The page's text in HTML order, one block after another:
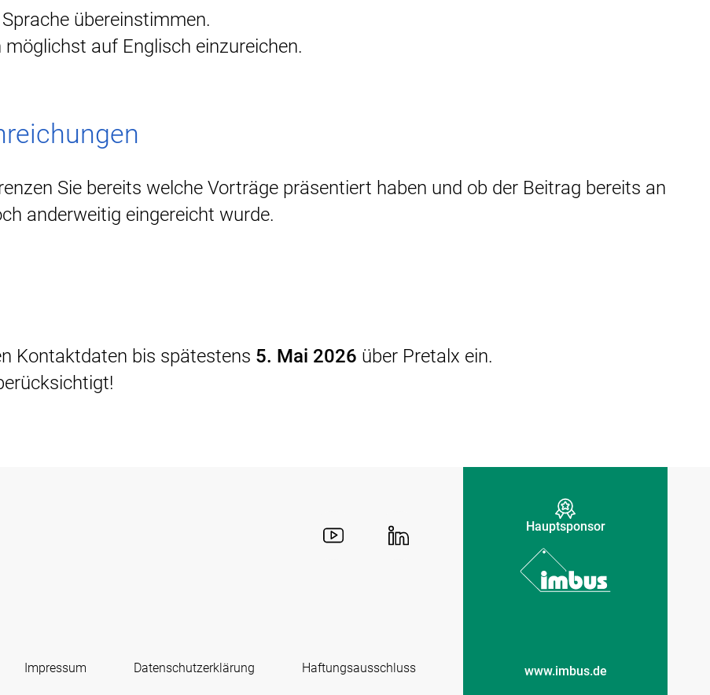
übereinstimmen.
auf Englisch einzureichen.
Sie bereits welche Vorträge präsentiert haben und ob der Beitrag bereits an
anderweitig eingereicht wurde.
Kontaktdaten bis spätestens 5. Mai 2026 über Pretalx ein.
Impressum Datenschutzerklärung Haftungsausschluss
Hauptsponsor
www.imbus.de